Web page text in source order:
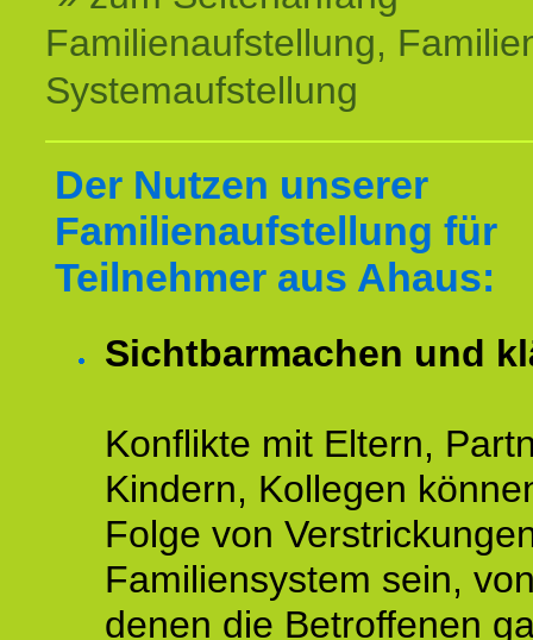
Familienaufstellung,
Systemaufstellung
Der Nutzen unserer
Familienaufstellung für
Teilnehmer aus Ahaus:
Sichtbarmachen und
Konflikte mit Eltern,
Kindern, Kollegen
Folge von
Familiensystem sein,
denen die Betroffenen